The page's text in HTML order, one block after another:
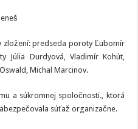
zložení: predseda poroty Ľubomír
Júlia Durdyová, Vladimír Kohút,
Michal Marcinov.
a súkromnej spoločnosti., ktorá
súťaž organizačne.